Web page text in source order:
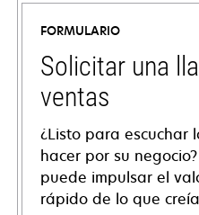
FORMULARIO
Solicitar una
ventas
¿Listo para escuchar
hacer por su
puede impulsar el
rápido de lo que